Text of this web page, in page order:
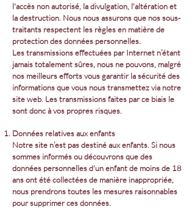
l'accès non autorisé, la divulgation, l'altération et
la destruction. Nous nous assurons que nos sous-
traitants respectent les règles en matière de
protection des données personnelles.
Les transmissions effectuées par Internet n’étant
jamais totalement sûres, nous ne pouvons, malgré
nos meilleurs efforts vous garantir la sécurité des
informations que vous nous transmettez via notre
site web. Les transmissions faites par ce biais le
sont donc à vos propres risques.
Données relatives aux enfants
Notre site n’est pas destiné aux enfants. Si nous
sommes informés ou découvrons que des
données personnelles d'un enfant de moins de 18
ans ont été collectées de manière inappropriée,
nous prendrons toutes les mesures raisonnables
pour supprimer ces données.